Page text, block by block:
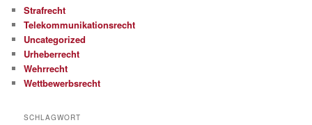
Strafrecht
Telekommunikationsrecht
Uncategorized
Urheberrecht
Wehrrecht
Wettbewerbsrecht
SCHLAGWORT